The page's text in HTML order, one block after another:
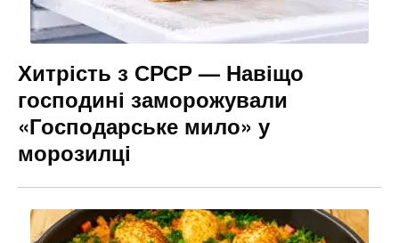
Хитрість з СРСР — Навіщо
господині заморожували
«Господарське мило» у
морозилці